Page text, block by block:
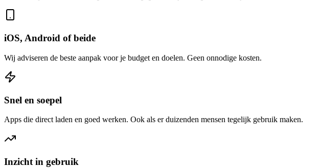
iOS, Android of beide
Wij adviseren de beste aanpak voor je budget en doelen. Geen onnodige kosten.
Snel en soepel
Apps die direct laden en goed werken. Ook als er duizenden mensen tegelijk gebruik maken.
Inzicht in gebruik